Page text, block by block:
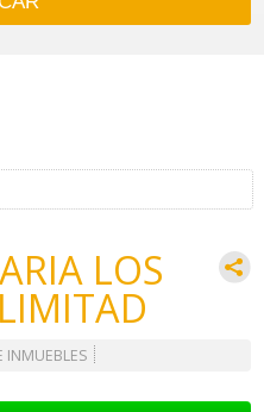
LOS
INMUEBLES